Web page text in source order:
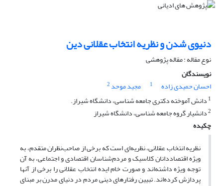
دنیوی شدن و نظریه انتخاب عقلانی دین
نوع مقاله : مقاله پژوهشی
نویسندگان
احسان حمیدی زاده
1 مجید موحد 2
1 دانش آموخته دکتری جامعه شناسی، دانشگاه شیراز.
2دانشیار گروه جامعه شناسی، دانشگاه شیراز
چکیده
نظریه انتخاب عقلانی، نظریه‌ای است که برخی از صاحب‌نظران متقدم، به
ویژه اقتصاددانان کلاسیک و مردم‌شناسان‌ اقتصادی و اجتماعی، به آن
توجه ویژه داشته‌اند و صورت خام ایده انتخاب عقلانی را برخی از آنها
پردازش کرده‌اند. تبیین رفتارهای دینی مردم در دنیای مدرن بر مبنای